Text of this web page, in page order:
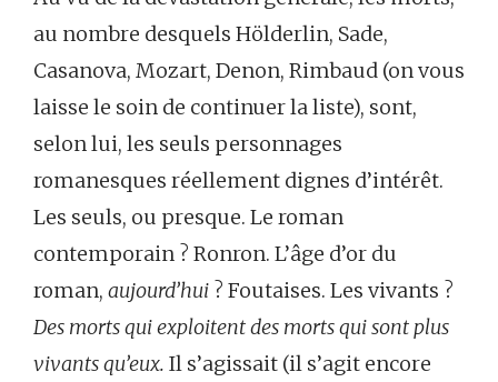
au nombre desquels Hölderlin, Sade,
Casanova, Mozart, Denon, Rimbaud (on vous
laisse le soin de continuer la liste), sont,
selon lui, les seuls personnages
romanesques réellement dignes d’intérêt.
Les seuls, ou presque. Le roman
contemporain ? Ronron. L’âge d’or du
roman, aujourd’hui ? Foutaises. Les vivants ?
Des morts qui exploitent des morts qui sont plus
vivants qu’eux. Il s’agissait (il s’agit encore